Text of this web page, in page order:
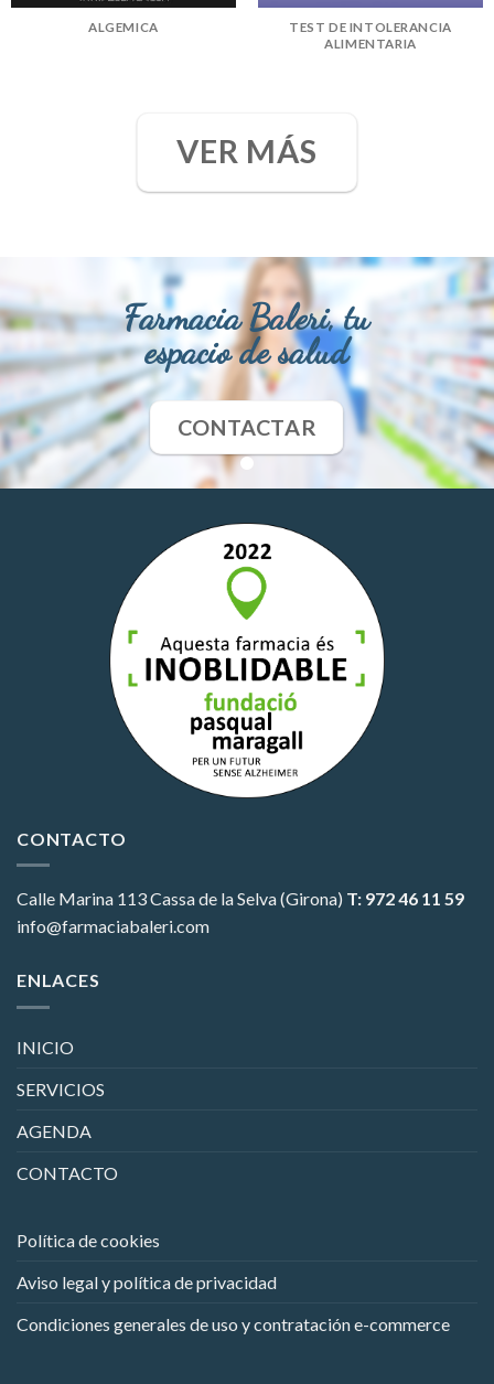
ALGEMICA
TEST DE INTOLERANCIA
ALIMENTARIA
VER MÁS
Farmacia Baleri, tu
espacio de salud
CONTACTAR
CONTACTO
Calle Marina 113Cassa de la Selva (Girona) T: 972 46 11 59
info@farmaciabaleri.com
ENLACES
INICIO
SERVICIOS
AGENDA
CONTACTO
Política de cookies
Aviso legal y política de privacidad
Condiciones generales de uso y contratación e-commerce